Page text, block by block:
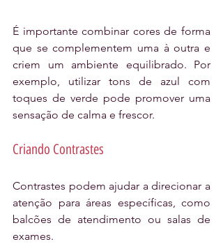
É importante combinar cores de forma
que se complementem uma à outra e
criem um ambiente equilibrado. Por
exemplo, utilizar tons de azul com
toques de verde pode promover uma
sensação de calma e frescor.
Criando Contrastes
Contrastes podem ajudar a direcionar a
atenção para áreas específicas, como
balcões de atendimento ou salas de
exames.